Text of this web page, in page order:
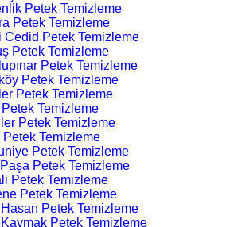
Petek Temizleme
Petek Temizleme
Cedid Petek Temizleme
Petek Temizleme
Petek Temizleme
Petek Temizleme
Petek Temizleme
Temizleme
Petek Temizleme
Petek Temizleme
Petek Temizleme
Petek Temizleme
Petek Temizleme
Petek Temizleme
Hasan Petek Temizleme
Kaymak Petek Temizleme